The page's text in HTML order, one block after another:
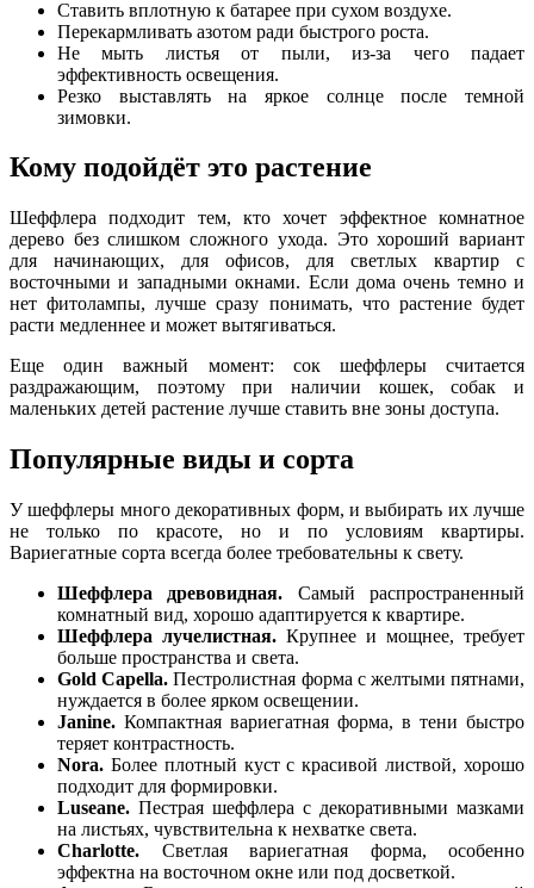
Ставить вплотную к батарее при сухом воздухе.
Перекармливать азотом ради быстрого роста.
Не мыть листья от пыли, из-за чего падает
эффективность освещения.
Резко выставлять на яркое солнце после темной
зимовки.
Кому подойдёт это растение
Шеффлера подходит тем, кто хочет эффектное комнатное
дерево без слишком сложного ухода. Это хороший вариант
для начинающих, для офисов, для светлых квартир с
восточными и западными окнами. Если дома очень темно и
нет фитолампы, лучше сразу понимать, что растение будет
расти медленнее и может вытягиваться.
Еще один важный момент: сок шеффлеры считается
раздражающим, поэтому при наличии кошек, собак и
маленьких детей растение лучше ставить вне зоны доступа.
Популярные виды и сорта
У шеффлеры много декоративных форм, и выбирать их лучше
не только по красоте, но и по условиям квартиры.
Вариегатные сорта всегда более требовательны к свету.
Шеффлера древовидная. Самый распространенный
комнатный вид, хорошо адаптируется к квартире.
Шеффлера лучелистная. Крупнее и мощнее, требует
больше пространства и света.
Gold Capella. Пестролистная форма с желтыми пятнами,
нуждается в более ярком освещении.
Janine. Компактная вариегатная форма, в тени быстро
теряет контрастность.
Nora. Более плотный куст с красивой листвой, хорошо
подходит для формировки.
Luseane. Пестрая шеффлера с декоративными мазками
на листьях, чувствительна к нехватке света.
Charlotte. Светлая вариегатная форма, особенно
эффектна на восточном окне или под досветкой.